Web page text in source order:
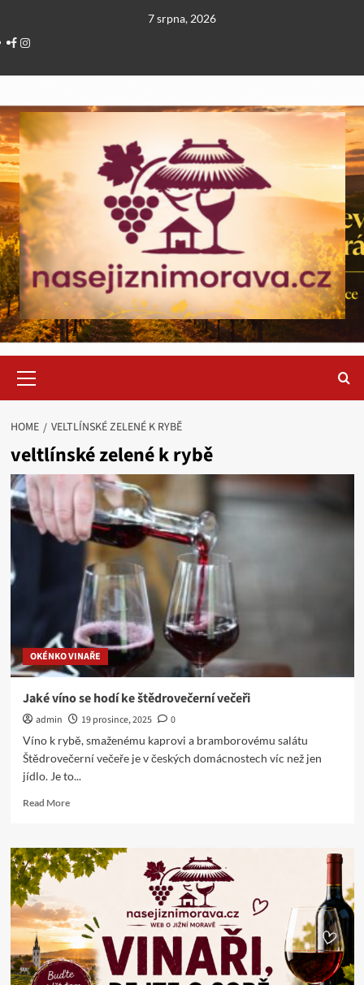
content
7 srpna, 2026
Facebook
Instagram
Menu
HOME VELTLÍNSKÉ ZELENÉ K RYBĚ
veltlínské zelené k rybě
OKÉNKO VINAŘE
Jaké víno se hodí ke štědrovečerní večeři
admin 19 prosince, 2025
0
Víno k rybě, smaženému kaprovi a bramborovému salátu
Štědrovečerní večeře je v českých domácnostech víc než jen
jídlo. Je to...
Read MoreRead
Jaké
víno
se
ke
štědrovečerní
večeři